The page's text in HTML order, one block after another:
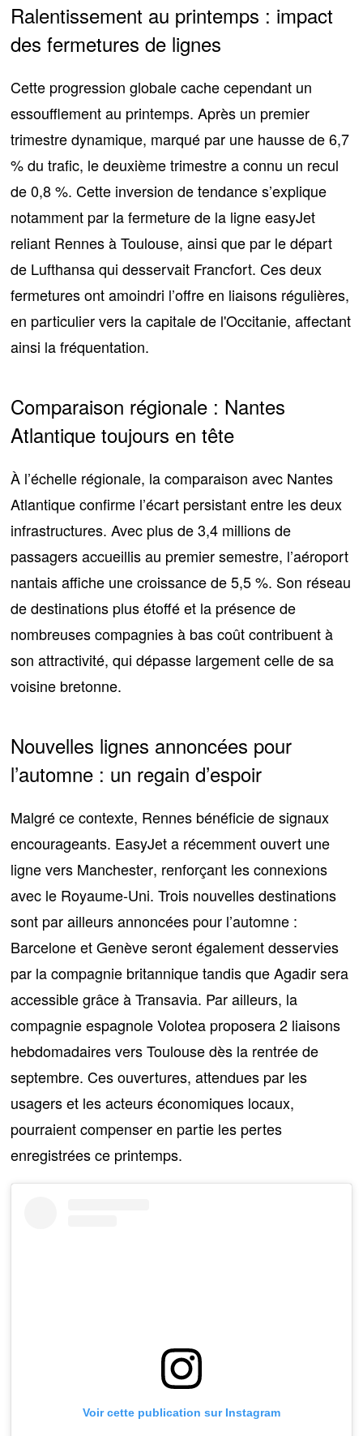
Ralentissement au printemps : impact
des fermetures de lignes
Cette progression globale cache cependant un
essoufflement au printemps. Après un premier
trimestre dynamique, marqué par une hausse de 6,7
% du trafic, le deuxième trimestre a connu un recul
de 0,8 %. Cette inversion de tendance s’explique
notamment par la fermeture de la ligne easyJet
reliant Rennes à Toulouse, ainsi que par le départ
de Lufthansa qui desservait Francfort. Ces deux
fermetures ont amoindri l’offre en liaisons régulières,
en particulier vers la capitale de l'Occitanie, affectant
ainsi la fréquentation.
Comparaison régionale : Nantes
Atlantique toujours en tête
À l’échelle régionale, la comparaison avec Nantes
Atlantique confirme l’écart persistant entre les deux
infrastructures. Avec plus de 3,4 millions de
passagers accueillis au premier semestre, l’aéroport
nantais affiche une croissance de 5,5 %. Son réseau
de destinations plus étoffé et la présence de
nombreuses compagnies à bas coût contribuent à
son attractivité, qui dépasse largement celle de sa
voisine bretonne.
Nouvelles lignes annoncées pour
l’automne : un regain d’espoir
Malgré ce contexte, Rennes bénéficie de signaux
encourageants. EasyJet a récemment ouvert une
ligne vers Manchester, renforçant les connexions
avec le Royaume-Uni. Trois nouvelles destinations
sont par ailleurs annoncées pour l’automne :
Barcelone et Genèveseront également desservies
par la compagnie britannique tandis que Agadir sera
accessible grâce à Transavia. Par ailleurs, la
compagnie espagnole Volotea proposera2 liaisons
hebdomadaires vers Toulousedès la rentrée de
septembre. Ces ouvertures, attendues par les
usagers et les acteurs économiques locaux,
pourraient compenser en partie les pertes
enregistrées ce printemps.
Voir cette publication sur Instagram